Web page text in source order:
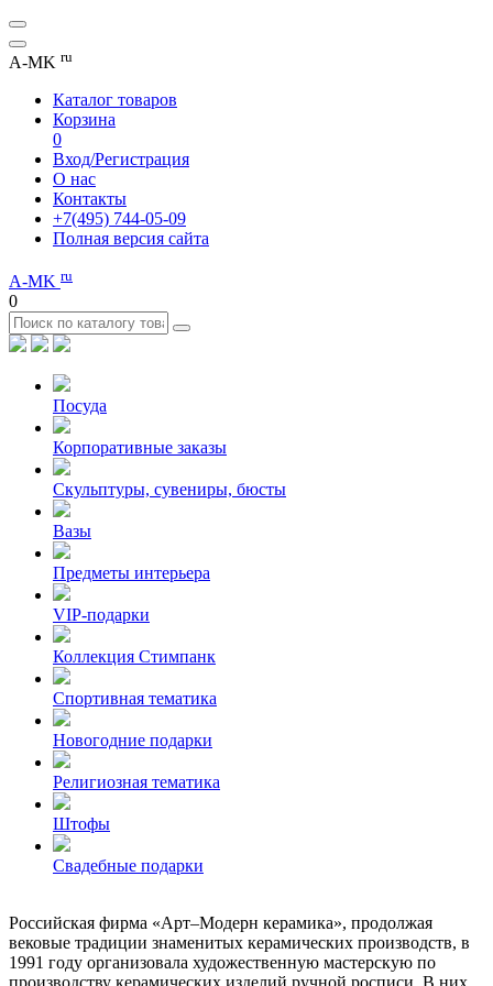
A-MK ru
Каталог товаров
Корзина
0
Вход/Регистрация
О нас
Контакты
+7(495) 744-05-09
Полная версия сайта
A-MK ru
0
Посуда
Корпоративные заказы
Скульптуры, сувениры, бюсты
Вазы
Предметы интерьера
VIP-подарки
Коллекция Стимпанк
Спортивная тематика
Новогодние подарки
Религиозная тематика
Штофы
Свадебные подарки
Российская фирма «Арт–Модерн керамика», продолжая
вековые традиции знаменитых керамических производств, в
1991 году организовала художественную мастерскую по
производству керамических изделий ручной росписи. В них